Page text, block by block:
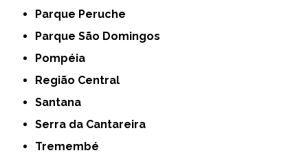
Parque Peruche
Parque São Domingos
Pompéia
Região Central
Santana
Serra da Cantareira
Tremembé